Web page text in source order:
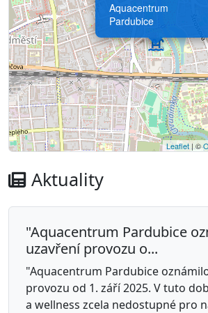
Aquacentrum
Pardubice
Leaflet| ©
Aktuality
"Aquacentrum Pardubice
uzavření provozu o...
"Aquacentrum Pardubice
provozu od 1. září 2025. V tuto
a wellness zcela nedostupné pro